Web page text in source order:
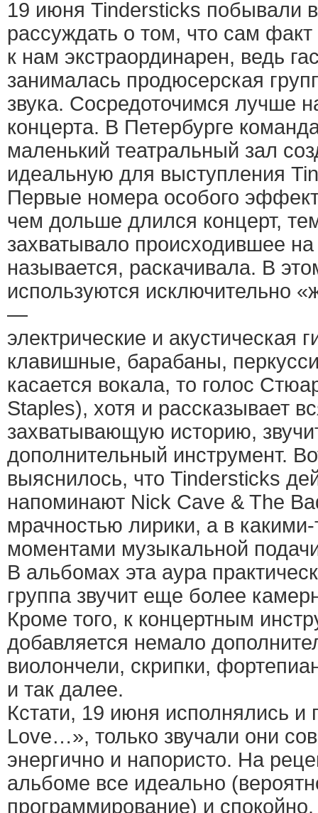
19 июня Tindersticks побывали
рассуждать о том, что сам
к нам экстраординарен, ведь
занималась продюсерская
звука. Сосредоточимся лучше
концерта. В Петербурге
маленький театральный зал
идеальную для выступления
Первые номера особого
чем дольше длился концерт,
захватывало происходившее
называется, раскачивала. В
используются исключительно
—
электрические и акустическая
клавишные, барабаны,
касается вокала, то голос
Staples), хотя и рассказывает
захватывающую историю,
дополнительный инструмент.
выяснилось, что Tindersticks
напоминают Nick Cave & The
мрачностью лирики, а в
моментами музыкальной
В альбомах эта аура
группа звучит еще более
Кроме того, к концертным
добавляется немало
виолончели, скрипки,
и так далее.
Кстати, 19 июня исполнялись и
Love…», только звучали они
энергично и напористо. На
альбоме все идеально
программирование) и спокойно.